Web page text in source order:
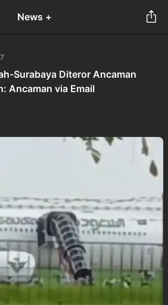
News +
Surabaya Diteror Ancaman
Ancaman via Email